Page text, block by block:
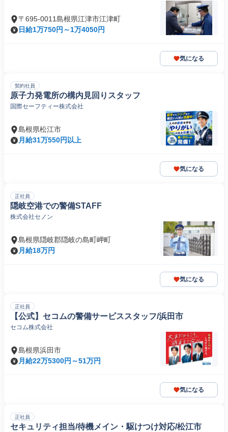
〒695-0011島根県江津市江津町
日給1万750円～1万4050円
気になる
契約社員
原子力発電所の構内見回りスタッフ
国際セーフティー株式会社
島根県松江市
月給31万550円以上
気になる
正社員
隠岐空港での警備STAFF
株式会社セノン
島根県隠岐郡隠岐の島町岬町
月給18万円
気になる
正社員
【公式】セコムの警備サービススタッフ/浜田市
セコム株式会社
島根県浜田市
月給22万5300円～51万円
気になる
正社員
セキュリティ担当/待機メイン・駆けつけ対応/松江市